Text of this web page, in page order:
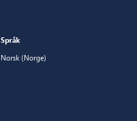
Språk
Norsk (Norge)